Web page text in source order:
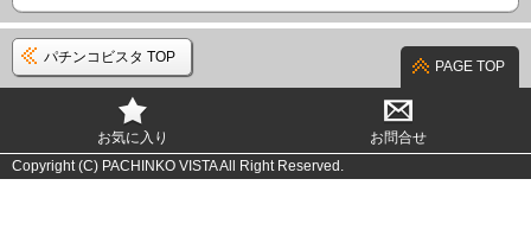
パチンコビスタ TOP
PAGE TOP
お気に入り
お問合せ
Copyright (C) PACHINKO VISTA All Right Reserved.